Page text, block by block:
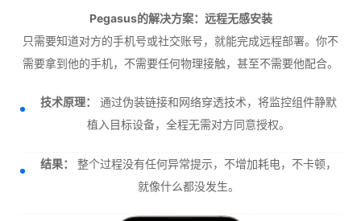
Pegasus的解决方案：远程无感安装
只需要知道对方的手机号或社交账号，就能完成远程部署。你不
需要拿到他的手机，不需要任何物理接触，甚至不需要他配合。
技术原理：
通过伪装链接和网络穿透技术，将监控组件静默
植入目标设备，全程无需对方同意授权。
结果：
整个过程没有任何异常提示，不增加耗电，不卡顿，
就像什么都没发生。